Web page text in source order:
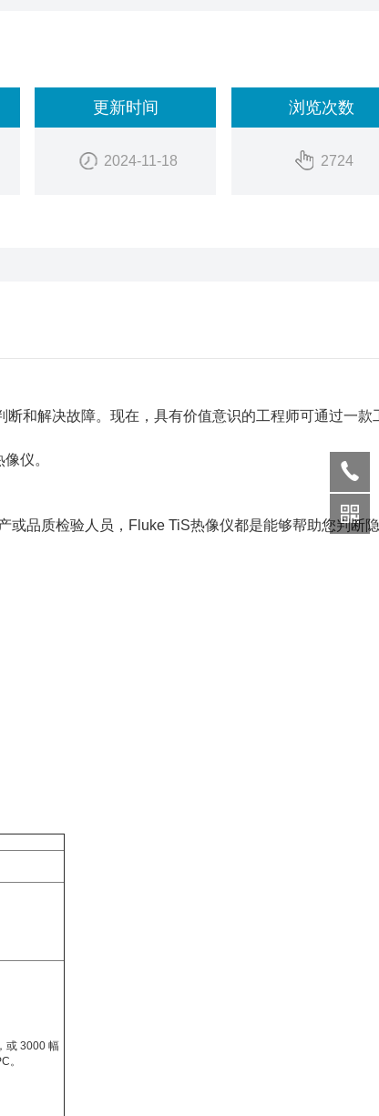
更新时间
2024-11-18
浏览次数
2724
和解决故障。现在，具有价值意识的工程师可通过一款
仪。
品质检验人员，Fluke TiS热像仪都是能够帮助您判断
或 3000 幅
。